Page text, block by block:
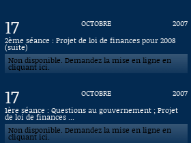
au Gouvernement
Commissions
Présidence
Évènements
Histoire
17 OCTOBRE
2007
2ème séance : Projet de loi de finances pour 2008
(suite)
Non disponible. Demandez la mise en ligne en
cliquant ici.
17 OCTOBRE
2007
1ère séance : Questions au gouvernement ; Projet
de loi de finances ...
Non disponible. Demandez la mise en ligne en
cliquant ici.